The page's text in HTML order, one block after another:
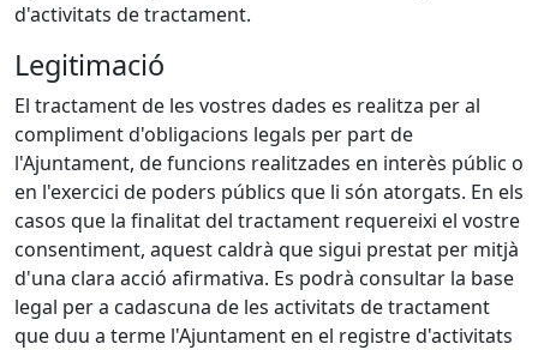
d'activitats de tractament.
Legitimació
El tractament de les vostres dades es realitza per al
compliment d'obligacions legals per part de
l'Ajuntament, de funcions realitzades en interès públic o
en l'exercici de poders públics que li són atorgats. En els
casos que la finalitat del tractament requereixi el vostre
consentiment, aquest caldrà que sigui prestat per mitjà
d'una clara acció afirmativa. Es podrà consultar la base
legal per a cadascuna de les activitats de tractament
que duu a terme l'Ajuntament en el registre d'activitats